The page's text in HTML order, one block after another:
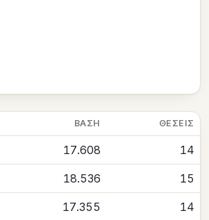
ΒΆΣΗ ΘΈΣΕΙΣ
17.608 14
18.536 15
17.355 14